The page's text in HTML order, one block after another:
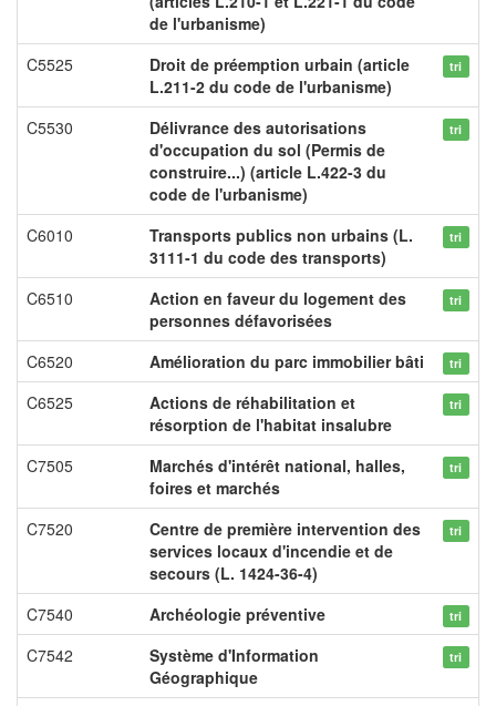
de l'urbanisme)
C5525
Droit de préemption urbain (article
L.211-2 du code de l'urbanisme)
tri
C5530
Délivrance des autorisations
d'occupation du sol (Permis de
construire...) (article L.422-3 du
code de l'urbanisme)
tri
C6010
Transports publics non urbains (L.
3111-1 du code des transports)
tri
C6510
Action en faveur du logement des
personnes défavorisées
tri
C6520 Amélioration du parc immobilier bâti tri
C6525
Actions de réhabilitation et
résorption de l'habitat insalubre
tri
C7505
Marchés d'intérêt national, halles,
foires et marchés
tri
C7520
Centre de première intervention des
services locaux d'incendie et de
secours (L. 1424-36-4)
tri
C7540 Archéologie préventive tri
C7542
Système d'Information
Géographique
tri